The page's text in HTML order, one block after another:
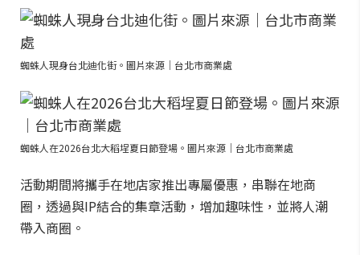
蜘蛛人現身台北迪化街。圖片來源｜台北市商業處
蜘蛛人在2026台北大稻埕夏日節登場。圖片來源｜台北市商業處
活動期間將攜手在地店家推出專屬優惠，串聯在地商
圈，透過與IP結合的集章活動，增加趣味性，並將人潮
帶入商圈。